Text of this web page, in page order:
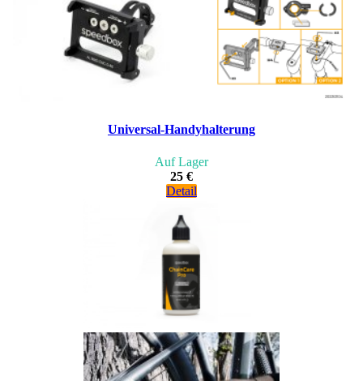
Universal-Handyhalterung
Auf Lager
25 €
Detail